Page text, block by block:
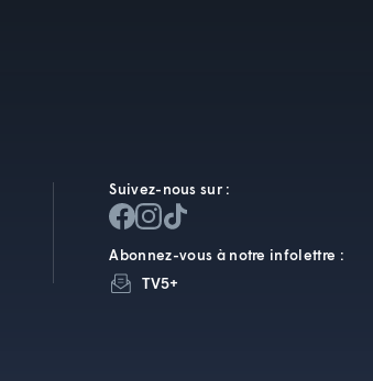
Suivez-nous sur :
Abonnez-vous à notre infolettre :
TV5+